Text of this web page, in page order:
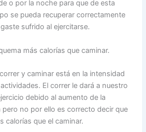
o por la noche para que de esta
se pueda recuperar correctamente
sufrido al ejercitarse.
más calorías que caminar.
y caminar está en la intensidad
El correr le dará a nuestro
debido al aumento de la
pero no por ello es correcto decir que
calorías que el caminar.